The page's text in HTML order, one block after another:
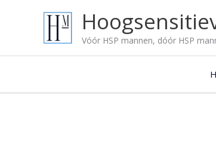
inhoud
Vóór HSP mannen, dóór HSP
blog
artikelen: